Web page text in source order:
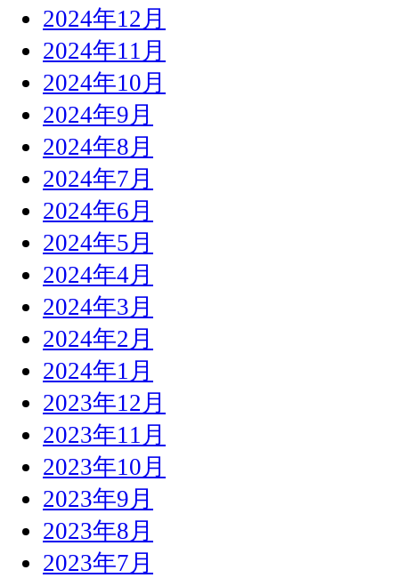
2024年12月
2024年11月
2024年10月
2024年9月
2024年8月
2024年7月
2024年6月
2024年5月
2024年4月
2024年3月
2024年2月
2024年1月
2023年12月
2023年11月
2023年10月
2023年9月
2023年8月
2023年7月